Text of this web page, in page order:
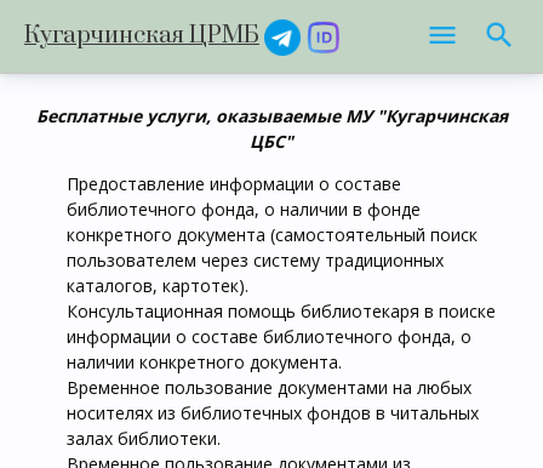
Кугарчинская ЦРМБ
Бесплатные услуги, оказываемые МУ "Кугарчинская
ЦБС"
Предоставление информации о составе
библиотечного фонда, о наличии в фонде
конкретного документа (самостоятельный поиск
пользователем через систему традиционных
каталогов, картотек).
Консультационная помощь библиотекаря в поиске
информации о составе библиотечного фонда, о
наличии конкретного документа.
Временное пользование документами на любых
носителях из библиотечных фондов в читальных
залах библиотеки.